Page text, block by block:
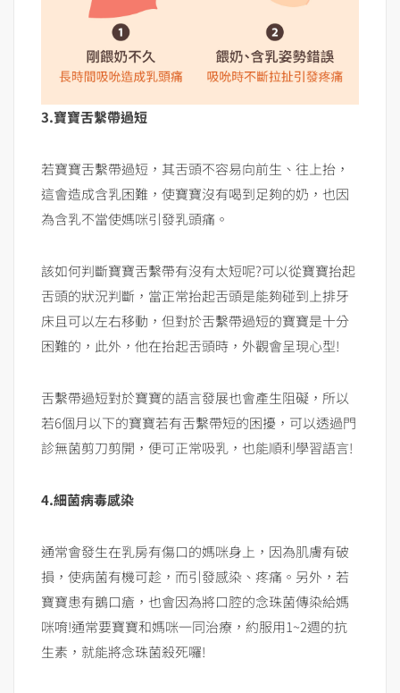
3.寶寶舌繫帶過短
若寶寶舌繫帶過短，其舌頭不容易向前生、往上抬，
這會造成含乳困難，使寶寶沒有喝到足夠的奶，也因
為含乳不當使媽咪引發乳頭痛。
該如何判斷寶寶舌繫帶有沒有太短呢?可以從寶寶抬起
舌頭的狀況判斷，當正常抬起舌頭是能夠碰到上排牙
床且可以左右移動，但對於舌繫帶過短的寶寶是十分
困難的，此外，他在抬起舌頭時，外觀會呈現心型!
舌繫帶過短對於寶寶的語言發展也會產生阻礙，所以
若6個月以下的寶寶若有舌繫帶短的困擾，可以透過門
診無菌剪刀剪開，便可正常吸乳，也能順利學習語言!
4.細菌病毒感染
通常會發生在乳房有傷口的媽咪身上，因為肌膚有破
損，使病菌有機可趁，而引發感染、疼痛。另外，若
寶寶患有鵝口瘡，也會因為將口腔的念珠菌傳染給媽
咪唷!通常要寶寶和媽咪一同治療，約服用1~2週的抗
生素，就能將念珠菌殺死囉!